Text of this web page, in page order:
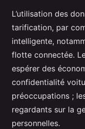
L’utilisation des
tarification, par
intelligente,
flotte connectée.
espérer des
confidentialité
préoccupations ;
regardants sur la
personnelles.